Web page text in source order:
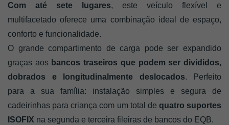
Com até sete lugares, este veículo flexível e
multifacetado oferece uma combinação ideal de espaço,
conforto e funcionalidade.
O grande compartimento de carga pode ser expandido
graças aos bancos traseiros que podem ser divididos,
dobrados e longitudinalmente deslocados. Perfeito
para a sua família: instalação simples e segura de
cadeirinhas para criança com um total de quatro suportes
ISOFIX na segunda e terceira fileiras de bancos do EQB.